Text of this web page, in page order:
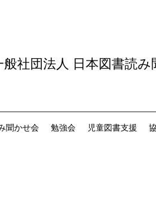
般社団法人 日本図書読み
聞かせ会 勉強会 児童図書支援